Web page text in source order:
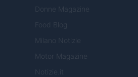
Donne Magazine
Food Blog
Milano Notizie
Motor Magazine
Notizie.it